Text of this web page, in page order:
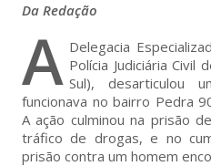
Da Redação
A Delegacia
Polícia Judiciária Civil
Sul), desarticulou
funcionava no bairro Pedra
A ação culminou na prisão
tráfico de drogas, e no
prisão contra um homem